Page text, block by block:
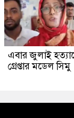
এবার জুলাই
গ্রেপ্তার মডেল সিমু